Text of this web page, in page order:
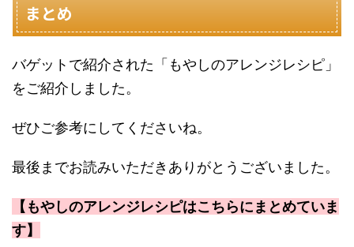
まとめ
バゲットで紹介された「もやしのアレンジレシピ」
をご紹介しました。
ぜひご参考にしてくださいね。
最後までお読みいただきありがとうございました。
【もやしのアレンジレシピはこちらにまとめていま
す】